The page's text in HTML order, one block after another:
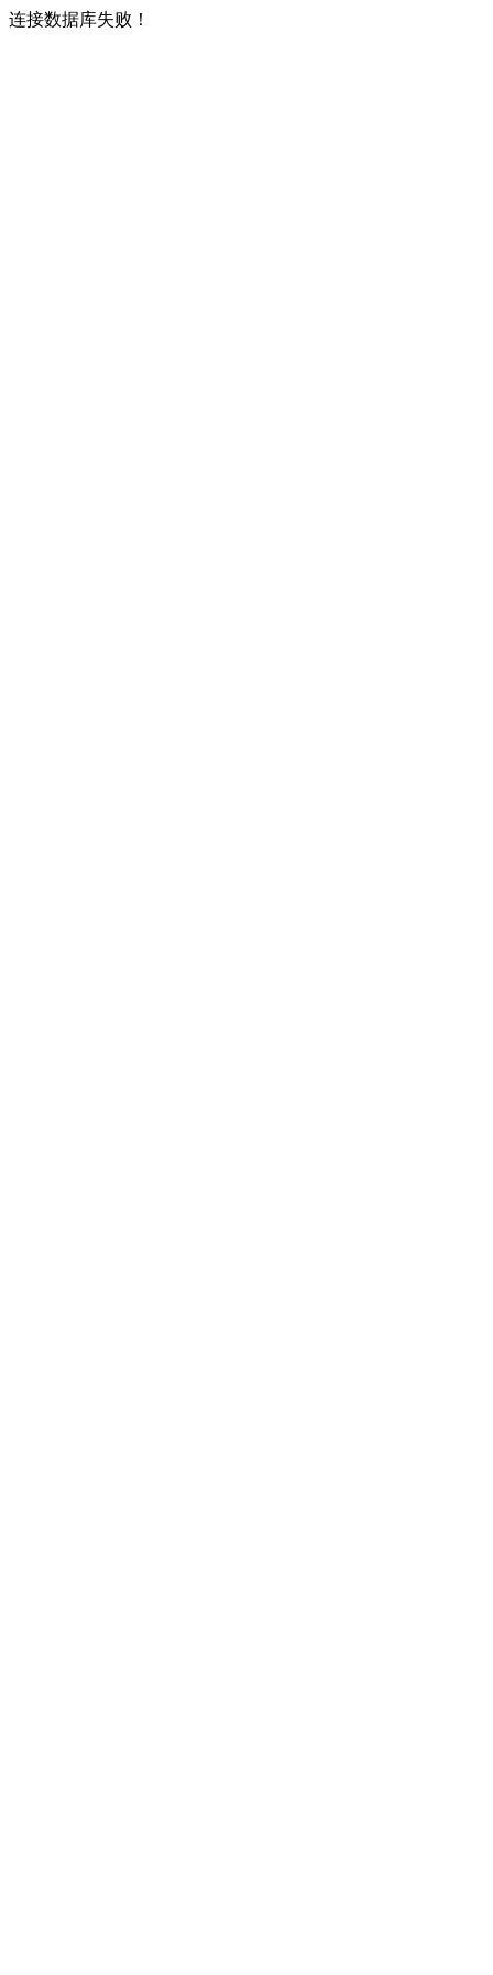
连接数据库失败！